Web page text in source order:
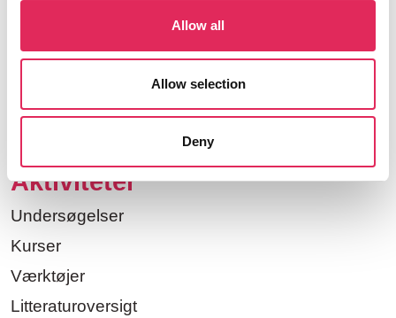
Allow all
Allow selection
Deny
CVR: 42809780
Aktiviteter
Undersøgelser
Kurser
Værktøjer
Litteraturoversigt